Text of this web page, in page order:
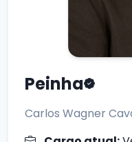
Peinha
Carlos Wagner